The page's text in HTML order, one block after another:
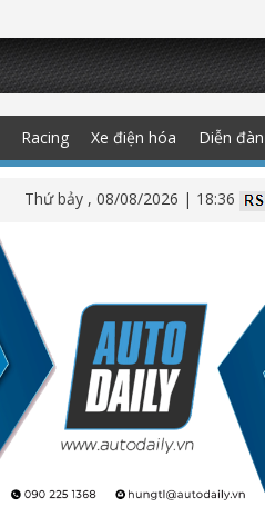
Racing Xe điện hóa Diễn đàn
Thứ bảy , 08/08/2026 | 18:36